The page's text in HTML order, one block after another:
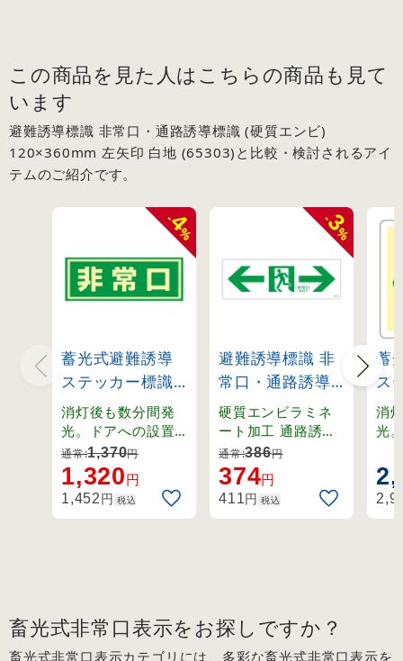
この商品を見た人はこちらの商品も見て
います
避難誘導標識 非常口・通路誘導標識 (硬質エンビ)
120×360mm 左矢印 白地 (65303)と比較・検討されるアイ
テムのご紹介です。
-
4
%
蓄光式避難誘導
ステッカー標識
ドア用
150×400mm
(69003)
消灯後も数分間発
光。ドアへの設置
に適した蓄光ステ
ッカー標識。
通常:1,370円
1,320円
1,452円 税込
-
3
%
避難誘導標識 非
常口・通路誘導
標識 (硬質エン
ビ) 100×300mm
左右矢印 白地
(65903)
硬質エンビラミネ
ート加工 通路誘導
標識
通常:386円
374円
411円 税込
蓄
ス
床
角
消
光
ー
識
畜光式非常口表示をお探しですか？
畜光式非常口表示カテゴリには、多彩な畜光式非常口表示を